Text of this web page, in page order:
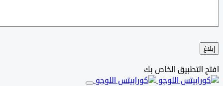
التطبيق الخاص بك